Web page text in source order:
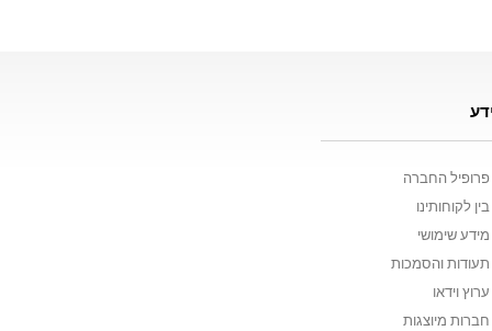
פרופיל החברה
בין לקוחותינו
מידע שימושי
תעודות והסמכות
ערוץ וידאו
חברות מיוצגות